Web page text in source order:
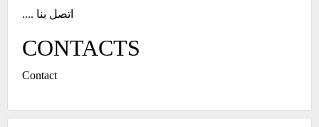
اتصل بنا ....
CONTACTS
Contact